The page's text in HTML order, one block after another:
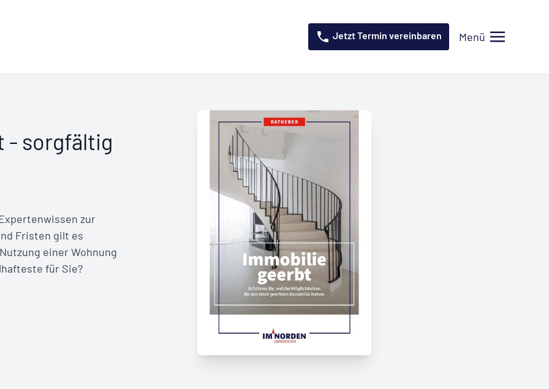
Jetzt Termin vereinbaren
Menü öffnen
Menü
- sorgfältig
zur
Fristen gilt es
einer Wohnung
für Sie?